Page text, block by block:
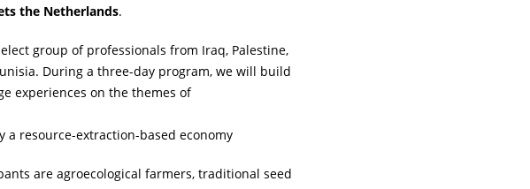
the Netherlands.
group of professionals from Iraq, Palestine,
During a three-day program, we will build
experiences on the themes of
a resource-extraction-based economy
are agroecological farmers, traditional seed